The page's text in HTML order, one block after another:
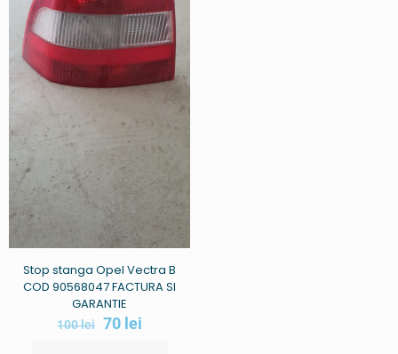
Stop stanga Opel Vectra B
COD 90568047 FACTURA SI
GARANTIE
100lei 70 lei